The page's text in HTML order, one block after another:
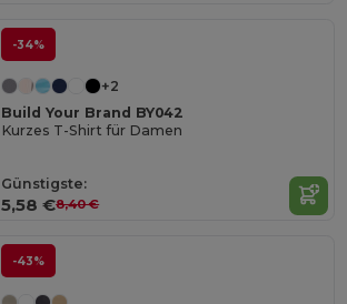
-34%
+2
Build Your Brand BY042
Kurzes T-Shirt für Damen
Günstigste:
5,58 €8,40 €
-43%